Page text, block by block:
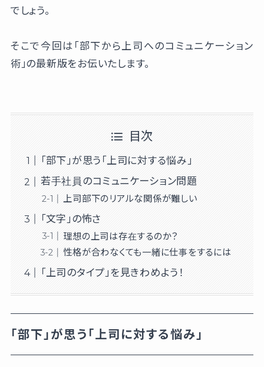
でしょう。
そこで今回は「部下から上司へのコミュニケーション
術」の最新版をお伝いたします。
目次
「部下」が思う「上司に対する悩み」
若手社員のコミュニケーション問題
上司部下のリアルな関係が難しい
「文字」の怖さ
理想の上司は存在するのか？
性格が合わなくても一緒に仕事をするには
「上司のタイプ」を見きわめよう！
「部下」が思う「上司に対する悩み」